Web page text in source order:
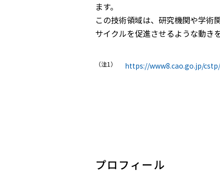
ます。
この技術領域は、研究機関や学術
サイクルを促進させるような動き
（注1） https://www8.cao.go.jp/
プロフィール